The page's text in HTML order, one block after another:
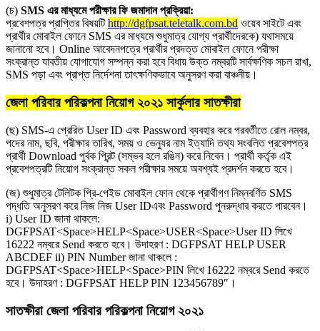
(চ) SMS এর মাধ্যমে পরীক্ষার ফি জমাদান প্রক্রিয়া:
প্রবেশপত্র প্রাপ্তির বিষয়টিhttp://dgfpsat.teletalk.com.bd ওয়েব সাইটে এবং
প্রার্থীর মােবাইল ফোনে SMS এর মাধ্যমে শুধুমাত্র যোগ্য প্রার্থীদেরকে) যথাসময়ে
জানানাে হবে। Online আবেদনপত্রে প্রার্থীর প্রদত্ত মােবাইল ফোনে পরীক্ষা
সংক্রান্ত যাবতীয় যােগাযােগ সম্পন্ন করা হবে বিধায় উক্ত নম্বরটি সার্বক্ষণিক সচল রাখা,
SMS পড়া এবং প্রাপ্ত নির্দেশনা তাৎক্ষণিকভাবে অনুসরণ করা বাঞ্চনীয়।
জেলা পরিবার পরিকল্পনা নিয়োগ ২০২১ সার্কুলার সাতক্ষীরা
(ছ) SMS-এ প্রেরিত User ID এবং Password ব্যবহার করে পরবর্তীতে রােল নম্বর,
পদের নাম, ছবি, পরীক্ষার তারিখ, সময় ও ভেন্যুর নাম ইত্যাদি তথ্য সংবলিত প্রবেশপত্র
প্রার্থী Download পুর্বক প্রিন্ট (সম্ভব হলে রঙিন) করে নিবেন। প্রার্থী কর্তৃক এই
প্রবেশপত্রটি নিয়ােগ সংক্রান্ত সকল পরীক্ষার সময়ে অবশ্যই প্রদর্শন করতে হবে।
(জ) শুধুমাত্র টেলিটক প্রি-পেইড মােবাইল ফোন থেকে প্রার্থীগণ নিম্নবর্ণিত SMS
পদ্ধতি অনুসরণ করে নিজ নিজ User IDএবং Password পুনরুদ্ধার করতে পারবেন।
i) User ID জানা থাকলে:
DGFPSAT<Space>HELP<Space>USER<Space>User ID লিখে
16222 নম্বরে Send করতে হবে। উদাহরণ : DGFPSAT HELP USER
ABCDEF ii) PIN Number জানা থাকলে :
DGFPSAT<Space>HELP<Space>PIN লিখে 16222 নম্বরে Send করতে
হবে। উদাহরণ : DGFPSAT HELP PIN 123456789″।
সাতক্ষীরা জেলা পরিবার পরিকল্পনা নিয়োগ ২০২১